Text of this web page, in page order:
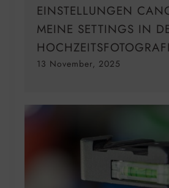
EINSTELLUNGEN
MEINE SETTINGS IN
13 November, 2025